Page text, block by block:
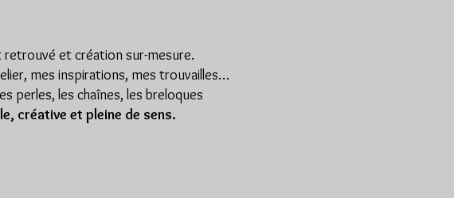
retrouvé et création sur-mesure.
mes inspirations, mes trouvailles…
perles, les chaînes, les breloques
créative et pleine de sens.